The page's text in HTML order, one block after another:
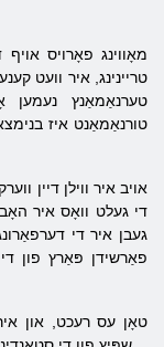
מאָווינג פאָרויס
טריינינג, איר וועט
טערנאַמאַנץ נעמען
אויב איר ווילן דיין
די געלט וואָס איר
געבן איר די
פאַרשידן פּאַרץ פון
טאָן עס רעכט, און